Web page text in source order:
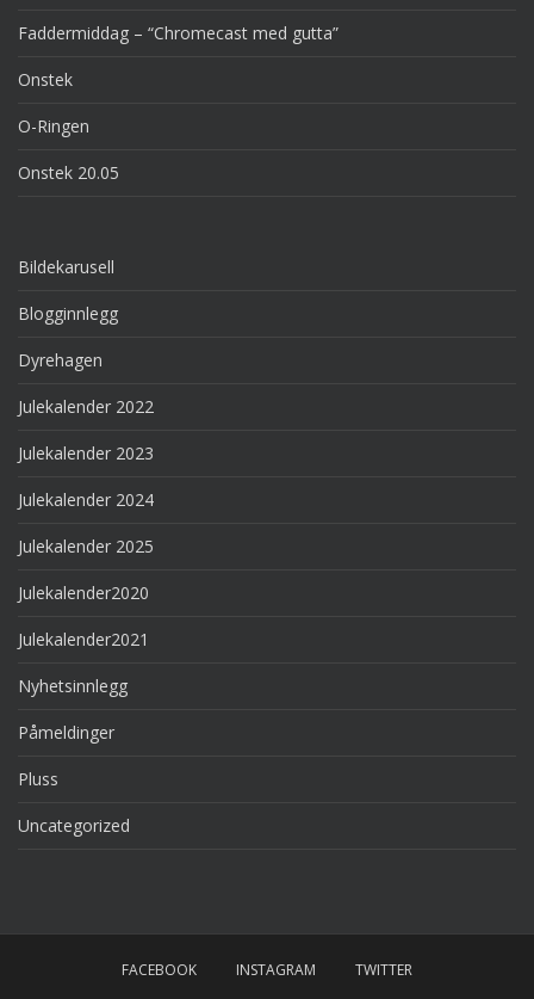
Faddermiddag – “Chromecast med gutta”
Onstek
O-Ringen
Onstek 20.05
Bildekarusell
Blogginnlegg
Dyrehagen
Julekalender 2022
Julekalender 2023
Julekalender 2024
Julekalender 2025
Julekalender2020
Julekalender2021
Nyhetsinnlegg
Påmeldinger
Pluss
Uncategorized
FACEBOOK INSTAGRAM TWITTER